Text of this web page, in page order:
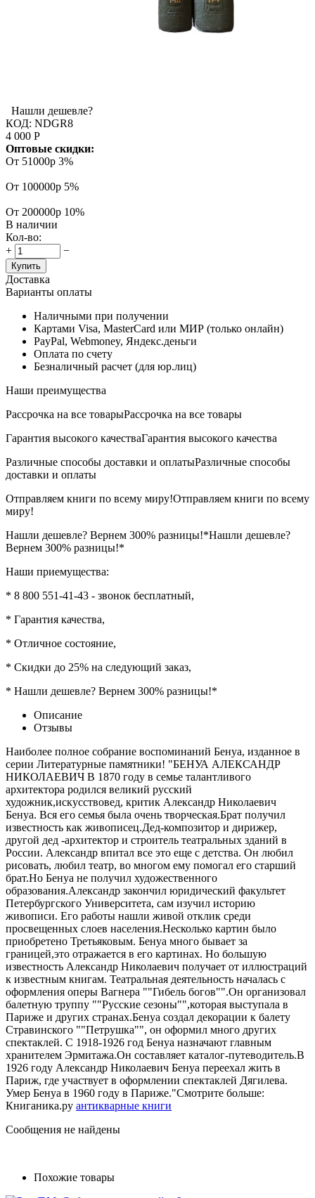
Нашли дешевле?
КОД: NDGR8
4 000 Р
Оптовые скидки:
От 51000р 3%
От 100000р 5%
От 200000р 10%
В наличии
Кол-во:
+
−
Купить
Доставка
Варианты оплаты
Наличными при получении
Картами Visa, MasterCard или МИР (только онлайн)
PayPal, Webmoney, Яндекс.деньги
Оплата по счету
Безналичный расчет (для юр.лиц)
Наши преимущества
Рассрочка на все товарыРассрочка на все товары
Гарантия высокого качестваГарантия высокого качества
Различные способы доставки и оплатыРазличные способы
доставки и оплаты
Отправляем книги по всему миру!Отправляем книги по всему
миру!
Нашли дешевле? Вернем 300% разницы!*Нашли дешевле?
Вернем 300% разницы!*
Наши приемущества:
* 8 800 551-41-43 - звонок бесплатный,
* Гарантия качества,
* Отличное состояние,
* Скидки до 25% на следующий заказ,
* Нашли дешевле? Вернем 300% разницы!*
Описание
Отзывы
Наиболее полное собрание воспоминаний Бенуа, изданное в
серии Литературные памятники! "БЕНУА АЛЕКСАНДР
НИКОЛАЕВИЧ В 1870 году в семье талантливого
архитектора родился великий русский
художник,искусствовед, критик Александр Николаевич
Бенуа. Вся его семья была очень творческая.Брат получил
известность как живописец.Дед-композитор и дирижер,
другой дед -архитектор и строитель театральных зданий в
России. Александр впитал все это еще с детства. Он любил
рисовать, любил театр, во многом ему помогал его старший
брат.Но Бенуа не получил художественного
образования.Александр закончил юридический факультет
Петербургского Университета, сам изучил историю
живописи. Его работы нашли живой отклик среди
просвещенных слоев населения.Несколько картин было
приобретено Третьяковым. Бенуа много бывает за
границей,это отражается в его картинах. Но большую
известность Александр Николаевич получает от иллюстраций
к известным книгам. Театральная деятельность началась с
оформления оперы Вагнера ""Гибель богов"".Он организовал
балетную труппу ""Русские сезоны"",которая выступала в
Париже и других странах.Бенуа создал декорации к балету
Стравинского ""Петрушка"", он оформил много других
спектаклей. С 1918-1926 год Бенуа назначают главным
хранителем Эрмитажа.Он составляет каталог-путеводитель.В
1926 году Александр Николаевич Бенуа переехал жить в
Париж, где участвует в оформлении спектаклей Дягилева.
Умер Бенуа в 1960 году в Париже."Смотрите больше:
Книганика.ру антикварные книги
Сообщения не найдены
Похожие товары